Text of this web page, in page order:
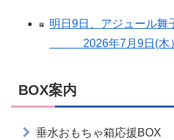
明日9日、アジュール舞
2026年7月9日(木）
BOX案内
垂水おもちゃ箱応援BOX